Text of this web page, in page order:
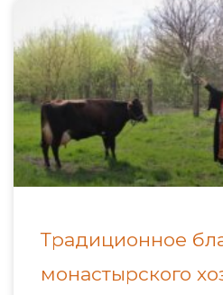
Традиционное
монастырского